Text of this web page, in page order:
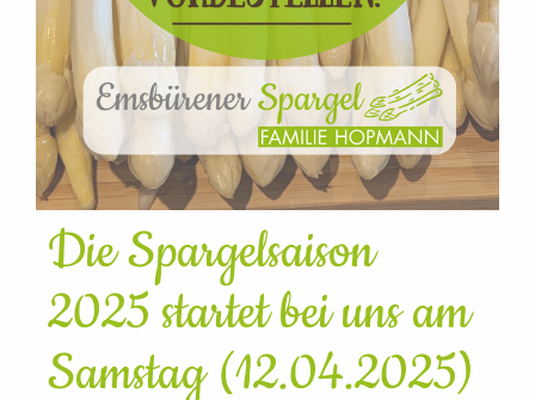
Die Spargelsaison
2025 startet bei uns am
Samstag (12.04.2025)